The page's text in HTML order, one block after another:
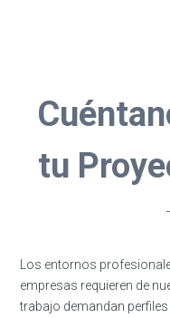
tu
Los entornos
empresas requieren de
trabajo demandan